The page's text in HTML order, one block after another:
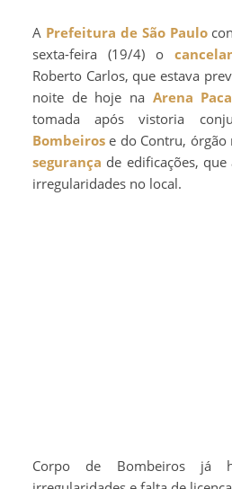
Prefeitura de São Paulo
sexta-feira (19/4) o
Roberto Carlos, que estava
noite de hoje na Arena
tomada após vistoria
Bombeiros e do Contru, órgão
segurança de edificações,
irregularidades no local.
Corpo de Bombeiros já